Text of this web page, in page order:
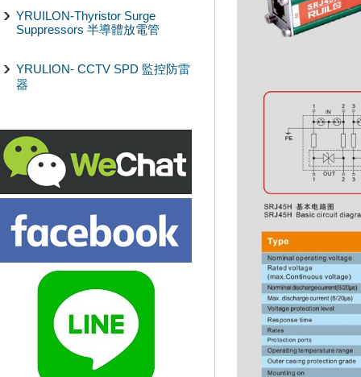
YRUILON-Thyristor Surge
Suppressors 半導體放電管
YRULION- CCTV SPD 監控防雷
器